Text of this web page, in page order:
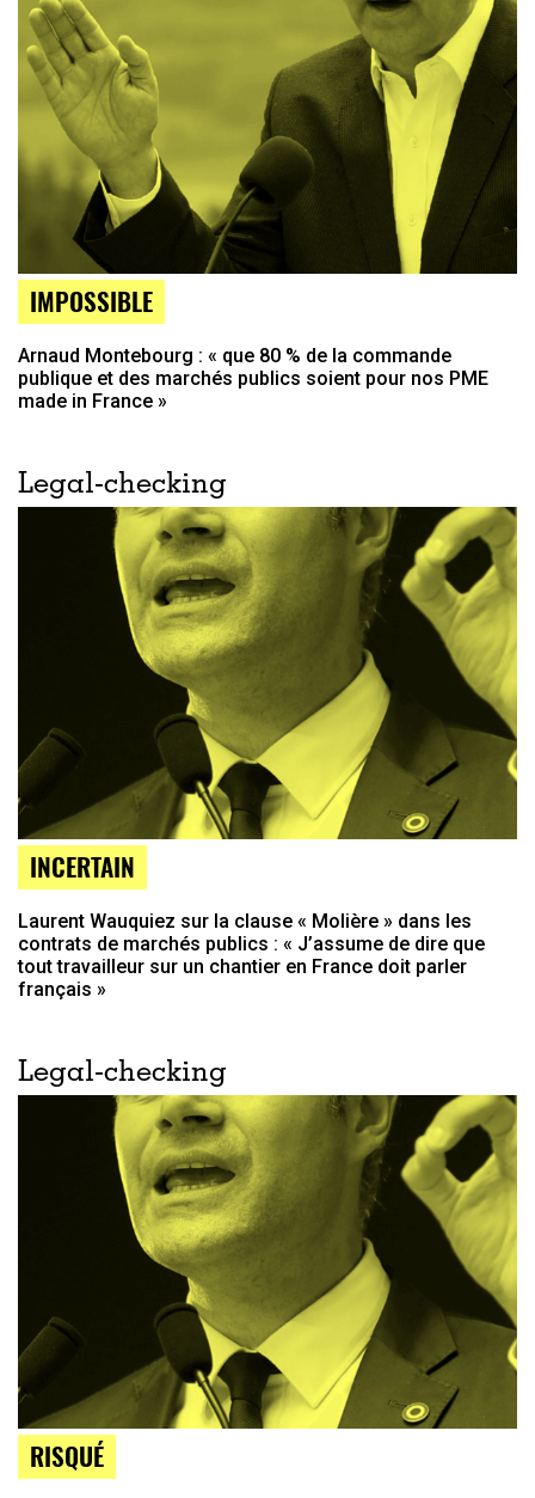
IMPOSSIBLE
Arnaud Montebourg : « que 80 % de la commande
publique et des marchés publics soient pour nos PME
made in France »
Legal-checking
INCERTAIN
Laurent Wauquiez sur la clause « Molière » dans les
contrats de marchés publics : « J’assume de dire que
tout travailleur sur un chantier en France doit parler
français »
Legal-checking
RISQUÉ